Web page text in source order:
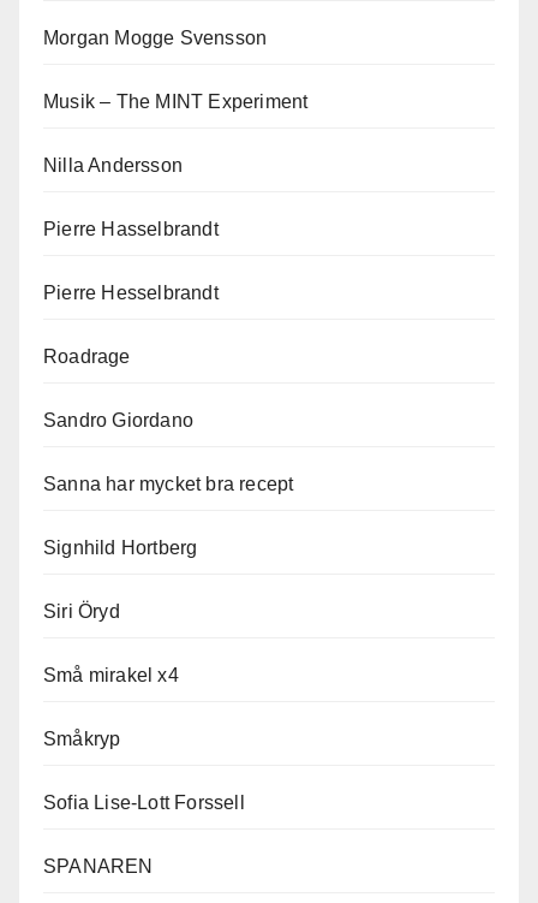
Morgan Mogge Svensson
Musik – The MINT Experiment
Nilla Andersson
Pierre Hasselbrandt
Pierre Hesselbrandt
Roadrage
Sandro Giordano
Sanna har mycket bra recept
Signhild Hortberg
Siri Öryd
Små mirakel x4
Småkryp
Sofia Lise-Lott Forssell
SPANAREN